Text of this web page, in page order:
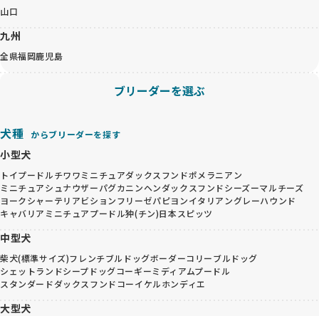
山口
九州
全県福岡鹿児島
ブリーダーを選ぶ
犬種 からブリーダーを探す
小型犬
トイプードルチワワミニチュアダックスフンドポメラニアン
ミニチュアシュナウザーパグカニンヘンダックスフンドシーズーマルチーズ
ヨークシャーテリアビションフリーゼパピヨンイタリアングレーハウンド
キャバリア ミニチュアプードル狆(チン)日本スピッツ
中型犬
柴犬(標準サイズ)フレンチブルドッグボーダーコリーブルドッグ
シェットランドシープドッグコーギーミディアムプードル
スタンダードダックスフンドコーイケルホンディエ
大型犬